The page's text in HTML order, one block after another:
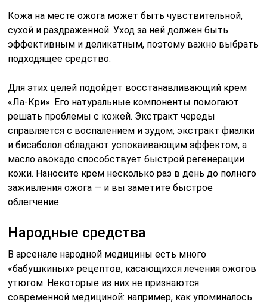
Кожа на месте ожога может быть чувствительной,
сухой и раздраженной. Уход за ней должен быть
эффективным и деликатным, поэтому важно выбрать
подходящее средство.
Для этих целей подойдет восстанавливающий крем
«Ла-Кри». Его натуральные компоненты помогают
решать проблемы с кожей. Экстракт череды
справляется с воспалением и зудом, экстракт фиалки
и бисаболол обладают успокаивающим эффектом, а
масло авокадо способствует быстрой регенерации
кожи. Наносите крем несколько раз в день до полного
заживления ожога — и вы заметите быстрое
облегчение.
Народные средства
В арсенале народной медицины есть много
«бабушкиных» рецептов, касающихся лечения ожогов
утюгом. Некоторые из них не признаются
современной медициной: например, как упоминалось